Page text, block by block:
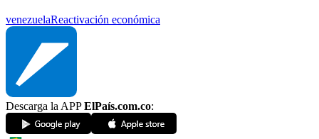
venezuelaReactivación económica
Descarga la APPElPaís.com.co: